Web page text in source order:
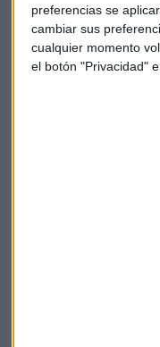
preferencias se
cambiar sus
cualquier momento
el botón "Privacidad"
La semana ha
los países productores
en la que han